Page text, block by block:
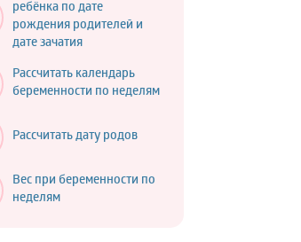
ребёнка по дате
рождения родителей и
дате зачатия
Рассчитать календарь
беременности по неделям
Рассчитать дату родов
Вес при беременности по
неделям